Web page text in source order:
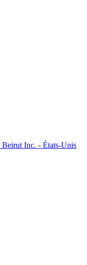
Beirut Inc. - États-Unis